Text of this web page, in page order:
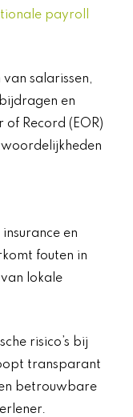
payroll
salarissen,
en
Record (EOR)
en
fouten in
lokale
risico’s bij
transparant
betrouwbare